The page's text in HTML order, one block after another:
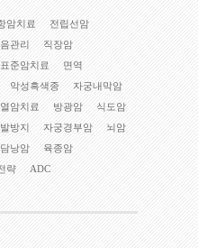
암치료
전립선암
관리
직장암
표준암치료
면역
악성흑색종
자궁내막암
암치료 방광암
식도암
방지 자궁경부암
뇌암
담낭암
육종암
략 ADC